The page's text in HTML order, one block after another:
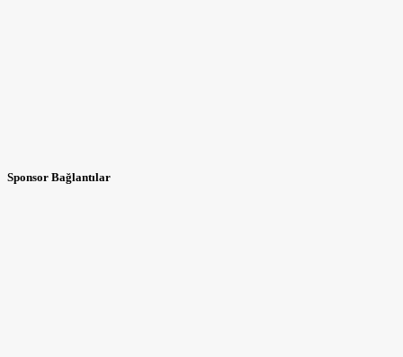
Sponsor Bağlantılar